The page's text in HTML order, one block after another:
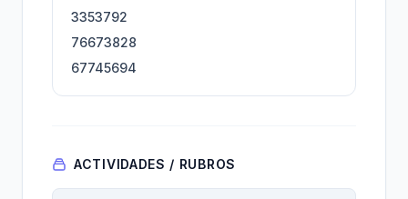
3353792
76673828
67745694
ACTIVIDADES / RUBROS